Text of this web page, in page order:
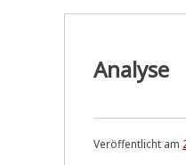
Analyse
Veröffentlicht am